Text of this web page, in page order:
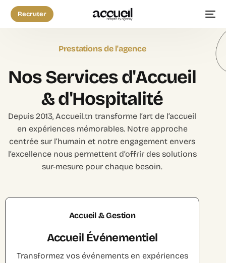
Recruter
Prestations de l'agence
NosServicesd'Accueil
&d'Hospitalité
Depuis 2013, Accueil.tn transforme l’art de l’accueil
en expériences mémorables. Notre approche
centrée sur l’humain et notre engagement envers
l’excellence nous permettent d’offrir des solutions
sur-mesure pour chaque besoin.
Accueil & Gestion
Accueil Événementiel
Transformez vos événements en expériences